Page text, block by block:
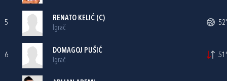
5
RENATO KELIĆ (C)
Igrač
52'
6
DOMAGOJ PUŠIĆ
Igrač
51'